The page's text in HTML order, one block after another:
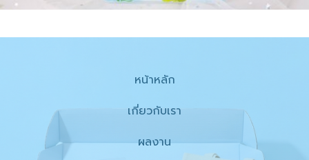
หน้าหลัก
เกี่ยวกับเรา
ผลงาน